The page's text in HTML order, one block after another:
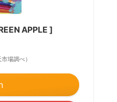
APPLE ]
場調べ）